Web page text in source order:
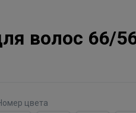
волос 66/
цвета